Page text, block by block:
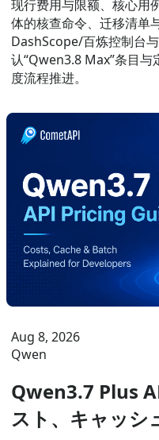
现行费用与限额、核心用
体的核查命令、迁移清单
DashScope/百炼控制台
认“Qwen3.8 Max”条目
度流程推进。
Aug 8, 2026
Qwen
Qwen3.7 Plus
スト、キャッシ